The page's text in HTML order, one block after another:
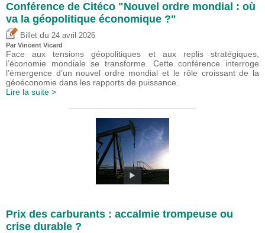
Conférence de Citéco "Nouvel ordre mondial : où
va la géopolitique économique ?"
Billet du 24 avril 2026
Par Vincent Vicard
Face aux tensions géopolitiques et aux replis stratégiques,
l’économie mondiale se transforme. Cette conférence interroge
l’émergence d’un nouvel ordre mondial et le rôle croissant de la
géoéconomie dans les rapports de puissance.
Lire la suite >
Prix des carburants : accalmie trompeuse ou
crise durable ?